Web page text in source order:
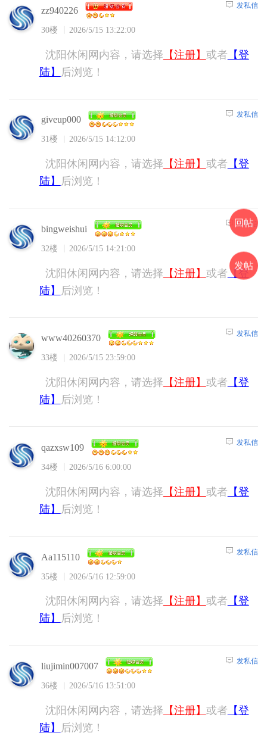
zz940226
30楼 2026/5/15 13:22:00
发私信
沈阳休闲网内容，请选择 【注册】 或者 【登
陆】
后浏览！
giveup000
31楼 2026/5/15 14:12:00
发私信
沈阳休闲网内容，请选择 【注册】 或者 【登
陆】
后浏览！
bingweishui
32楼 2026/5/15 14:21:00
发私信
沈阳休闲网内容，请选择 【注册】 或者 【登
陆】
后浏览！
www40260370
33楼 2026/5/15 23:59:00
发私信
沈阳休闲网内容，请选择 【注册】 或者 【登
陆】
后浏览！
qazxsw109
34楼 2026/5/16 6:00:00
发私信
沈阳休闲网内容，请选择 【注册】 或者 【登
陆】
后浏览！
Aa115110
35楼 2026/5/16 12:59:00
发私信
沈阳休闲网内容，请选择 【注册】 或者 【登
陆】
后浏览！
liujimin007007
36楼 2026/5/16 13:51:00
发私信
沈阳休闲网内容，请选择 【注册】 或者 【登
陆】
后浏览！
回帖
发帖